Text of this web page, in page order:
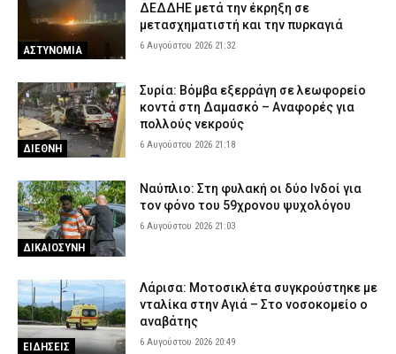
ΑΣΤΥΝΟΜΙΑ
ΔΕΔΔΗΕ μετά την έκρηξη σε
μετασχηματιστή και την πυρκαγιά
6 Αυγούστου 2026 21:32
ΔΙΕΘΝΗ
Συρία: Βόμβα εξερράγη σε λεωφορείο
κοντά στη Δαμασκό – Αναφορές για
πολλούς νεκρούς
6 Αυγούστου 2026 21:18
ΔΙΚΑΙΟΣΥΝΗ
Ναύπλιο: Στη φυλακή οι δύο Ινδοί για
τον φόνο του 59χρονου ψυχολόγου
6 Αυγούστου 2026 21:03
ΕΙΔΗΣΕΙΣ
Λάρισα: Μοτοσικλέτα συγκρούστηκε με
νταλίκα στην Αγιά – Στο νοσοκομείο ο
αναβάτης
6 Αυγούστου 2026 20:49